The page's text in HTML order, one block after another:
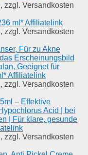
zzgl. Versandkosten
ml* Affiliatelink
zzgl. Versandkosten
Für zu Akne
Erscheinungsbild
Geeignet für
Affiliatelink
zzgl. Versandkosten
– Effektive
Acid | bei
| Für klare, gesunde
zzgl. Versandkosten